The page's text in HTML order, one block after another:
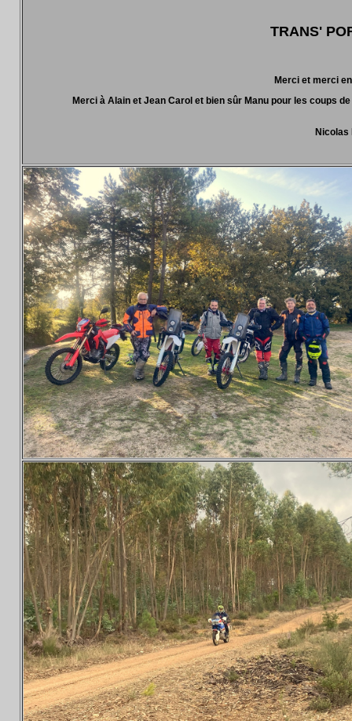
TRANS'
Merci et merci
Merci à Alain et Jean Carol et bien sûr Manu pour les coups
Nicolas